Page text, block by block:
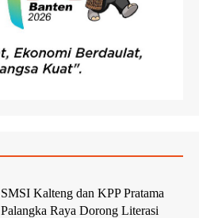
SMSI Kalteng dan KPP Pratama
Palangka Raya Dorong Literasi